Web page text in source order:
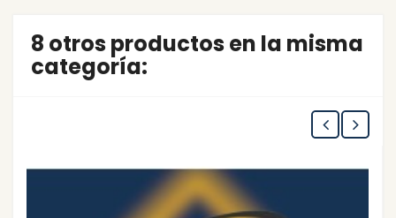
8 otros productos en la misma
categoría: